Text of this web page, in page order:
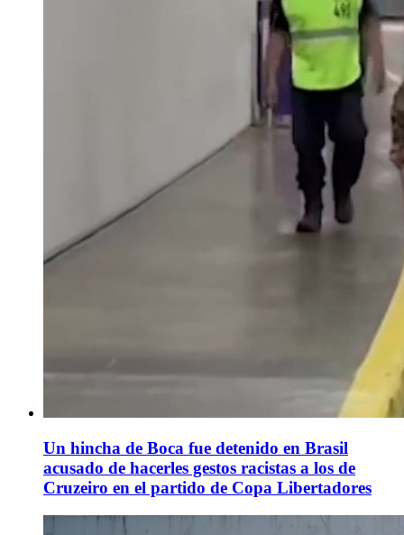
Un hincha de Boca fue detenido en Brasil
acusado de hacerles gestos racistas a los de
Cruzeiro en el partido de Copa Libertadores